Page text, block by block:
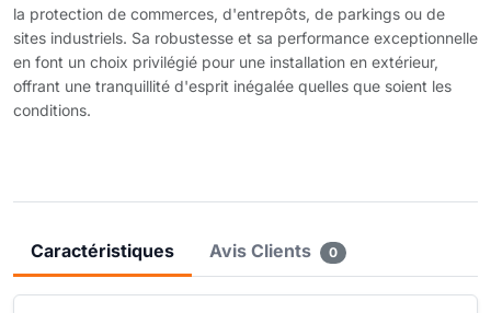
la protection de commerces, d'entrepôts, de parkings ou de
sites industriels. Sa robustesse et sa performance exceptionnelle
en font un choix privilégié pour une installation en extérieur,
offrant une tranquillité d'esprit inégalée quelles que soient les
conditions.
Caractéristiques Avis Clients 0